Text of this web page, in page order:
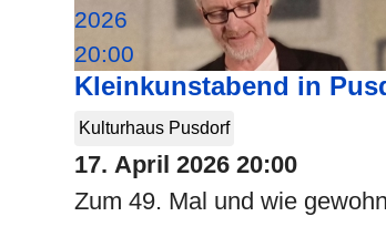
2026
20:00
Kleinkunstabend in
Kulturhaus Pusdorf
17. April 2026 20:00
Zum 49. Mal und wie